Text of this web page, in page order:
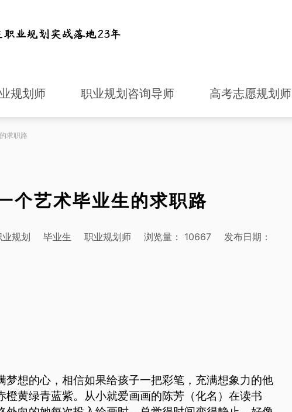
规划师 职业规划咨询导师 高考志愿规划师
求职路
个艺术毕业生的求职路
规划 毕业生 职业规划师 浏览量： 10667 发布日期：
想的心，相信如果给孩子一把彩笔，充满想象力的他
黄绿青蓝紫。从小就爱画画的陈芳（化名）在读书